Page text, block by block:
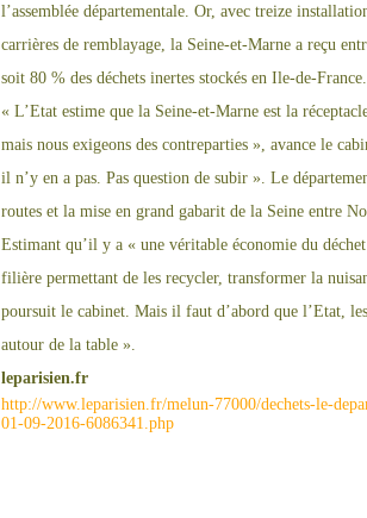
l’assemblée départementale. Or, avec treize
carrières de remblayage, la Seine-et-Marne a reçu
soit 80 % des déchets inertes stockés en Ile-de-France.
« L’Etat estime que la Seine-et-Marne est la
mais nous exigeons des contreparties », avance le cabi
il n’y en a pas. Pas question de subir ». Le
routes et la mise en grand gabarit de la Seine entre
Estimant qu’il y a « une véritable économie du
filière permettant de les recycler, transformer la
poursuit le cabinet. Mais il faut d’abord que l’Etat,
autour de la table ».
leparisien.fr
http://www.leparisien.fr/melun-77000/dechets-le-
01-09-2016-6086341.php